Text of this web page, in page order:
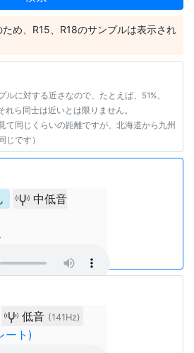
め、R15、R18のサンプルは表示され
に対する近さなので、たとえば、51%、
れら同士は近いとは限りません。
て同じくらいの距離ですが、北海道から九州
じです）
中低音
低音 (141Hz)
ート)